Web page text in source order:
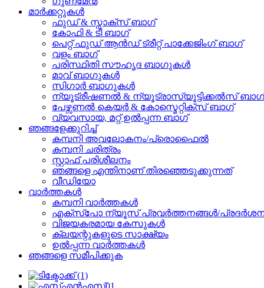
മാർക്കറ്റുകൾ
ഫുഡ് & സ്നാക്സ് ബാഗ്
കോഫി & ടീ ബാഗ്
പെറ്റ് ഫുഡ് ആൻഡ് ട്രീറ്റ് പാക്കേജിംഗ് ബാഗ്
വളം ബാഗ്
പരിസ്ഥിതി സൗഹൃദ ബാഗുകൾ
മാവ് ബാഗുകൾ
സിഗാർ ബാഗുകൾ
ന്യൂട്രീഷണൽ & ന്യൂട്രാസ്യൂട്ടിക്കൽസ് ബാഗ്
പേഴ്സണൽ കെയർ & കോസ്മെറ്റിക്സ് ബാഗ്
വ്യവസായ, മറ്റ് ഉൽപ്പന്ന ബാഗ്
ഞങ്ങളേക്കുറിച്ച്
കമ്പനി അവലോകനം/പ്രൊഫൈൽ
കമ്പനി ചരിത്രം
സ്റ്റാഫ് പരിശീലനം
ഞങ്ങളെ എന്തിനാണ് തിരഞ്ഞെടുക്കുന്നത്
വീഡിയോ
വാർത്തകൾ
കമ്പനി വാർത്തകൾ
എക്സ്പോ ന്യൂസ് പ്രവർത്തനങ്ങൾ/
വിജയകരമായ കേസുകൾ
ക്ലയന്റുകളുടെ സാക്ഷ്യം
ഉൽപ്പന്ന വാർത്തകൾ
ഞങ്ങളെ സമീപിക്കുക